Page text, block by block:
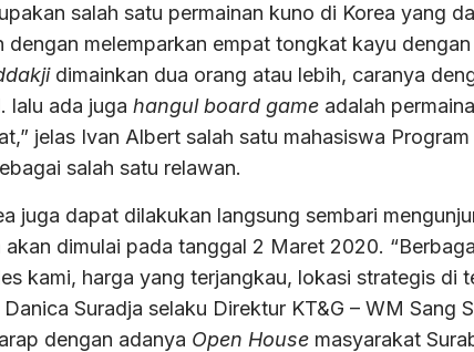
salah satu permainan kuno di Korea yang
dengan melemparkan empat tongkat kayu
dimainkan dua orang atau lebih, caranya
lalu ada juga hangul board game adalah
jelas Ivan Albert salah satu mahasiswa
salah satu relawan.
juga dapat dilakukan langsung sembari
dimulai pada tanggal 2 Maret 2020.
kami, harga yang terjangkau, lokasi strategis di
Suradja selaku Direktur KT&G – WM Sang
dengan adanya Open House masyarakat